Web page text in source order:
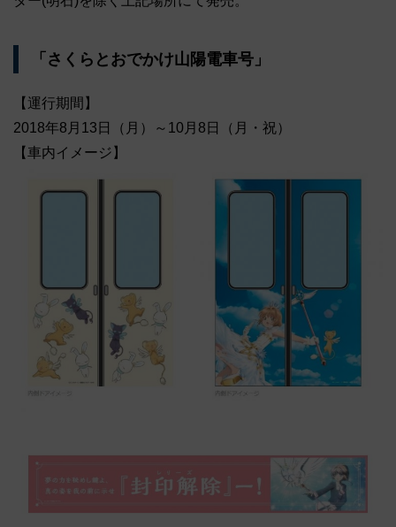
「さくらとおでかけ山陽電車号」
【運行期間】
2018年8月13日（月）～10月8日（月・祝）
【車内イメージ】